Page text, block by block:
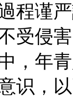
程谨
受侵
，年
识，